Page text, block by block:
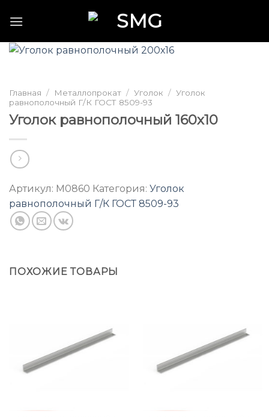
Главная / Металлопрокат / Уголок / Уголок
равнополочный Г/К ГОСТ 8509-93
Уголок равнополочный 160х10
Артикул: M0860 Категория: Уголок
равнополочный Г/К ГОСТ 8509-93
ПОХОЖИЕ ТОВАРЫ